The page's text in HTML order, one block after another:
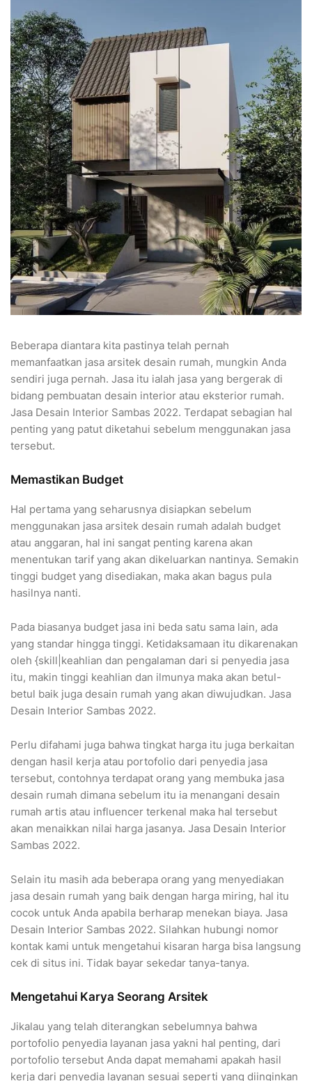
Beberapa diantara kita pastinya telah pernah
memanfaatkan jasa arsitek desain rumah, mungkin Anda
sendiri juga pernah. Jasa itu ialah jasa yang bergerak di
bidang pembuatan desain interior atau eksterior rumah.
Jasa Desain Interior Sambas 2022. Terdapat sebagian hal
penting yang patut diketahui sebelum menggunakan jasa
tersebut.
Memastikan Budget
Hal pertama yang seharusnya disiapkan sebelum
menggunakan jasa arsitek desain rumah adalah budget
atau anggaran, hal ini sangat penting karena akan
menentukan tarif yang akan dikeluarkan nantinya. Semakin
tinggi budget yang disediakan, maka akan bagus pula
hasilnya nanti.
Pada biasanya budget jasa ini beda satu sama lain, ada
yang standar hingga tinggi. Ketidaksamaan itu dikarenakan
oleh {skill|keahlian dan pengalaman dari si penyedia jasa
itu, makin tinggi keahlian dan ilmunya maka akan betul-
betul baik juga desain rumah yang akan diwujudkan. Jasa
Desain Interior Sambas 2022.
Perlu difahami juga bahwa tingkat harga itu juga berkaitan
dengan hasil kerja atau portofolio dari penyedia jasa
tersebut, contohnya terdapat orang yang membuka jasa
desain rumah dimana sebelum itu ia menangani desain
rumah artis atau influencer terkenal maka hal tersebut
akan menaikkan nilai harga jasanya. Jasa Desain Interior
Sambas 2022.
Selain itu masih ada beberapa orang yang menyediakan
jasa desain rumah yang baik dengan harga miring, hal itu
cocok untuk Anda apabila berharap menekan biaya. Jasa
Desain Interior Sambas 2022. Silahkan hubungi nomor
kontak kami untuk mengetahui kisaran harga bisa langsung
cek di situs ini. Tidak bayar sekedar tanya-tanya.
Mengetahui Karya Seorang Arsitek
Jikalau yang telah diterangkan sebelumnya bahwa
portofolio penyedia layanan jasa yakni hal penting, dari
portofolio tersebut Anda dapat memahami apakah hasil
kerja dari penyedia layanan sesuai seperti yang diinginkan